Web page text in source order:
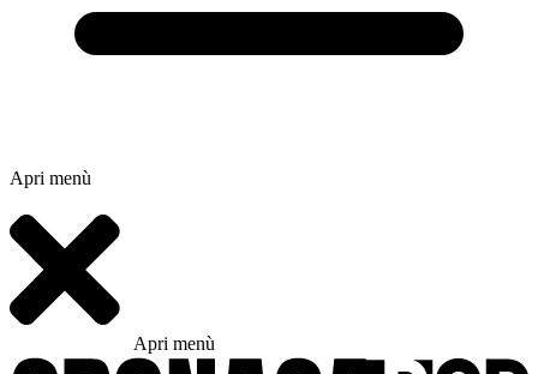
Apri menù
Apri menù